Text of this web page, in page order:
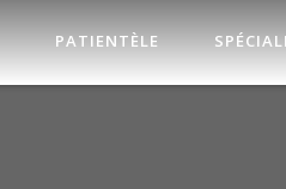
PATIENTÈLE